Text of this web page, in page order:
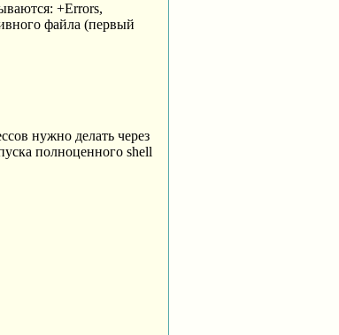
+Errors,
файла (первый
нужно делать через
полноценного shell